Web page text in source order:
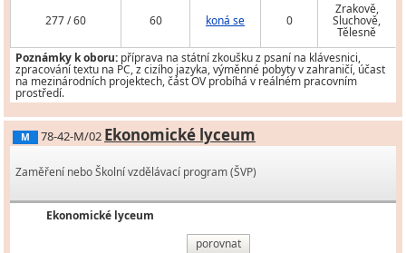
277 / 60 60 koná se 0
Zrakově,
Sluchově,
Tělesně
Poznámky k oboru: příprava na státní zkoušku z psaní na klávesnici,
zpracování textu na PC, z cizího jazyka, výměnné pobyty v zahraničí, účast
na mezinárodních projektech, část OV probíhá v reálném pracovním
prostředí.
M 78-42-M/02 Ekonomické lyceum
Zaměření nebo Školní vzdělávací program (ŠVP)
Ekonomické lyceum
porovnat